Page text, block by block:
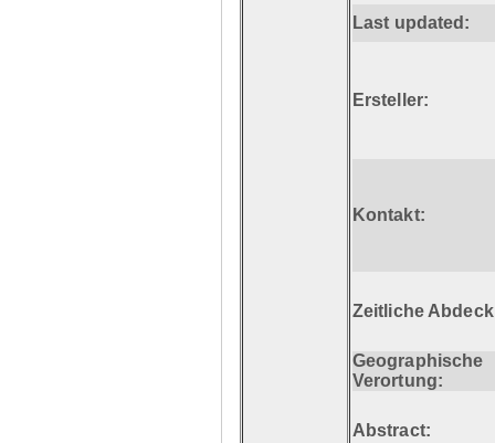
Last updated:
Ersteller:
Kontakt:
Zeitliche
Geographische
Verortung:
Abstract: